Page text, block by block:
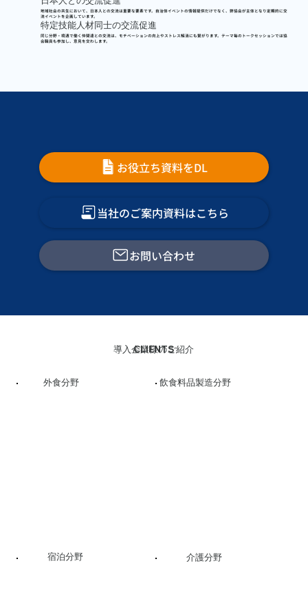
地域社会の共生において、日本人との交流は重要な要素です。自治体イベントの情報提供だけでなく、弊協会が主体となり定期的に交
流イベントを企画 しています。
特定技能人材同士の交流促進
同じ分野・境遇で働く仲間達との交流は、モチベーションの向上やストレス解消にも繋がります。テーマ毎のトークセッションでは協
会職員も参加し、意見を交わします。
お役立ち資料をDL
当社のご案内資料はこちら
お問い合わせ
CLIENTS
導入企業様のご紹介
外食分野 飲食料品製造分野
宿泊分野 介護分野